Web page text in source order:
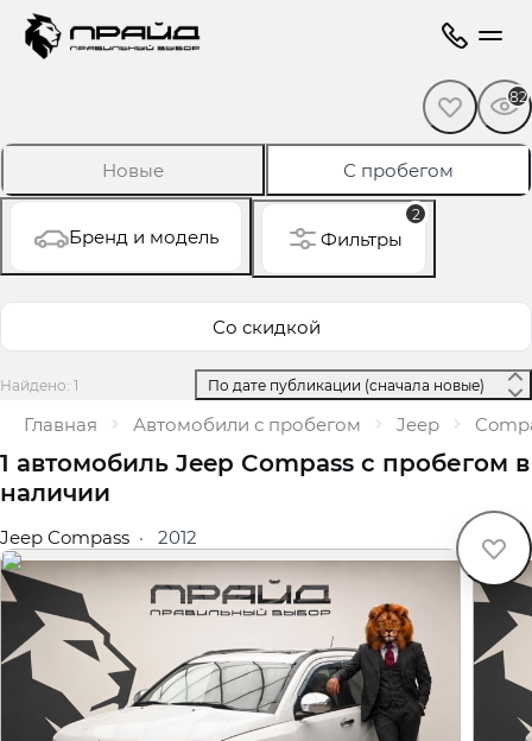
82
Новые С пробегом
Бренд и модель
2
Фильтры
Со скидкой
Найдено: 1
Главная Автомобили с пробегом Jeep
1 автомобиль Jeep Compass с пробегом в
наличии
Jeep Compass · 2012